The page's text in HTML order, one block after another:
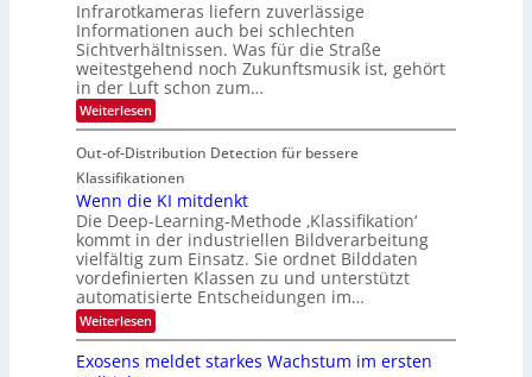
m
s
u
n
d
M
a
n
t
i
S
p
e
c
t
r
h
k
e
i
t
e
i
n
V
I
S
I
O
N
T
e
c
h
T
a
l
k
e
d
T
o
u
r
u
d
e
r
V
S
Infrarotkameras liefern zuverlässige
Informationen auch bei schlechten
Sichtverhältnissen. Was für die Straße
weitestgehend noch Zukunftsmusik ist, gehört
in der Luft schon zum…
Weiterlesen:
S
c
h
l
a
n
d
e
n
Out-of-Distribution Detection für bessere
Klassifikationen
Wenn die KI mitdenkt
Die Deep-Learning-Methode ‚Klassifikation‘
kommt in der industriellen Bildverarbeitung
vielfältig zum Einsatz. Sie ordnet Bilddaten
vordefinierten Klassen zu und unterstützt
automatisierte Entscheidungen im…
Weiterlesen:
W
n
Exosens meldet starkes Wachstum im ersten